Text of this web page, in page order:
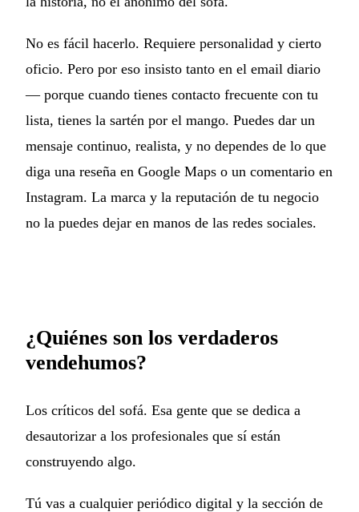
No es fácil hacerlo. Requiere personalidad y cierto
oficio. Pero por eso insisto tanto en el email diario
— porque cuando tienes contacto frecuente con tu
lista, tienes la sartén por el mango. Puedes dar un
mensaje continuo, realista, y no dependes de lo que
diga una reseña en Google Maps o un comentario en
Instagram. La marca y la reputación de tu negocio
no la puedes dejar en manos de las redes sociales.
¿Quiénes son los verdaderos
vendehumos?
Los críticos del sofá. Esa gente que se dedica a
desautorizar a los profesionales que sí están
construyendo algo.
Tú vas a cualquier periódico digital y la sección de